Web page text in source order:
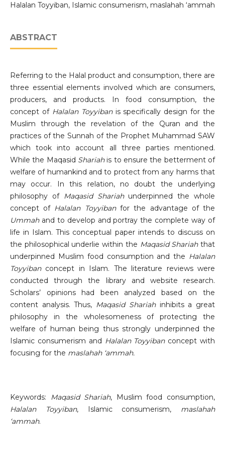
Halalan Toyyiban, Islamic consumerism, maslahah ‘ammah
ABSTRACT
Referring to the Halal product and consumption, there are
three essential elements involved which are consumers,
producers, and products. In food consumption, the
concept of Halalan Toyyibanis specifically design for the
Muslim through the revelation of the Quran and the
practices of the Sunnah of the Prophet Muhammad SAW
which took into account all three parties mentioned.
While the Maqasid Shariahis to ensure the betterment of
welfare of humankind and to protect from any harms that
may occur. In this relation, no doubt the underlying
philosophy of Maqasid Shariahunderpinned the whole
concept of Halalan Toyyibanfor the advantage of the
Ummahand to develop and portray the complete way of
life in Islam. This conceptual paper intends to discuss on
the philosophical underlie within the Maqasid Shariahthat
underpinned Muslim food consumption and the Halalan
Toyyibanconcept in Islam. The literature reviews were
conducted through the library and website research.
Scholars’ opinions had been analyzed based on the
content analysis. Thus, Maqasid Shariahinhibits a great
philosophy in the wholesomeness of protecting the
welfare of human being thus strongly underpinned the
Islamic consumerism and Halalan Toyyibanconcept with
focusing for the maslahah ‘ammah.
Keywords: Maqasid Shariah, Muslim food consumption,
Halalan Toyyiban, Islamic consumerism, maslahah
‘ammah.